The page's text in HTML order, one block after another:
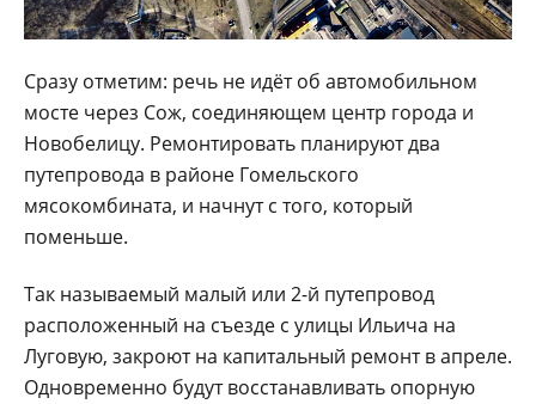
Сразу отметим: речь не идёт об автомобильном
мосте через Сож, соединяющем центр города и
Новобелицу. Ремонтировать планируют два
путепровода в районе Гомельского
мясокомбината, и начнут с того, который
поменьше.
Так называемый малый или 2-й путепровод
расположенный на съезде с улицы Ильича на
Луговую, закроют на капитальный ремонт в апреле.
Одновременно будут восстанавливать опорную